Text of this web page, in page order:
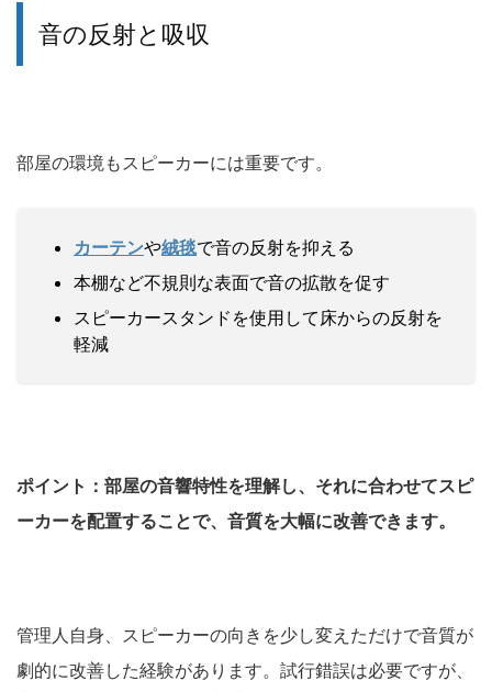
音の反射と吸収
部屋の環境もスピーカーには重要です。
カーテンや絨毯で音の反射を抑える
本棚など不規則な表面で音の拡散を促す
スピーカースタンドを使用して床からの反射を
軽減
ポイント：部屋の音響特性を理解し、それに合わせてスピ
ーカーを配置することで、音質を大幅に改善できます。
管理人自身、スピーカーの向きを少し変えただけで音質が
劇的に改善した経験があります。試行錯誤は必要ですが、